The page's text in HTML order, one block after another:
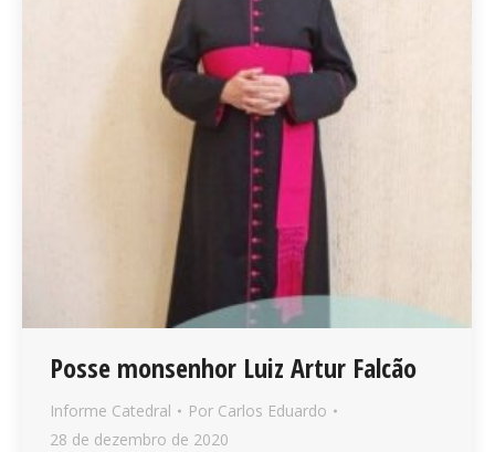
Posse monsenhor Luiz Artur Falcão
Informe Catedral Por Carlos Eduardo
28 de dezembro de 2020